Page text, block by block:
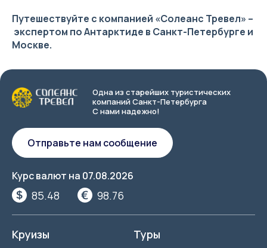
Путешествуйте с компанией «Солеанс Тревел» –
экспертом по Антарктиде в Санкт-Петербурге и
Москве.
Одна из старейших туристических
компаний Санкт-Петербурга
С нами надежно!
Курс валют на 07.08.2026
85.48 98.76
Отправьте нам сообщение
Круизы Туры